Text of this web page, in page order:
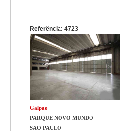
Referência: 4723
Galpao
PARQUE NOVO MUNDO
SAO PAULO